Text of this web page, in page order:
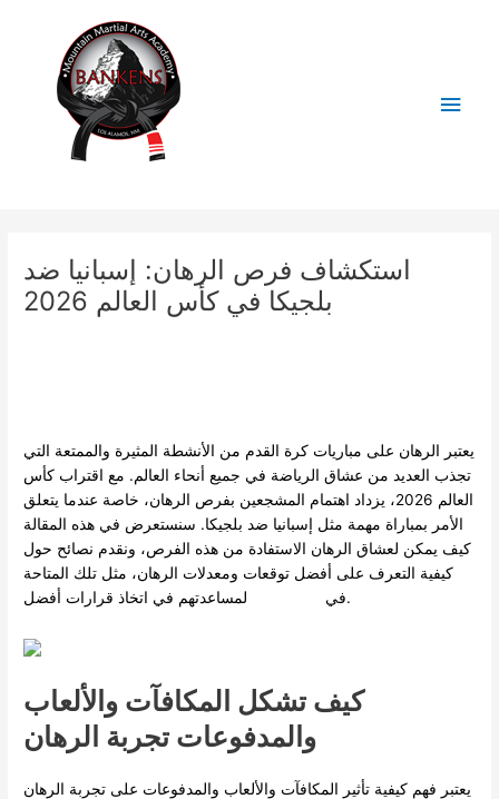
استكشاف فرص الرهان: إسبانيا ضد
بلجيكا في كأس العالم 2026
يعتبر الرهان على مباريات كرة القدم من الأنشطة المثيرة والممتعة التي
تجذب العديد من عشاق الرياضة في جميع أنحاء العالم. مع اقتراب كأس
العالم 2026، يزداد اهتمام المشجعين بفرص الرهان، خاصة عندما يتعلق
الأمر بمباراة مهمة مثل إسبانيا ضد بلجيكا. سنستعرض في هذه المقالة
كيف يمكن لعشاق الرهان الاستفادة من هذه الفرص، ونقدم نصائح حول
كيفية التعرف على أفضل توقعات ومعدلات الرهان، مثل تلك المتاحة
فيلمساعدتهم في اتخاذ قرارات أفضل.
كيف تشكل المكافآت والألعاب
والمدفوعات تجربة الرهان
يعتبر فهم كيفية تأثير المكافآت والألعاب والمدفوعات على تجربة الرهان